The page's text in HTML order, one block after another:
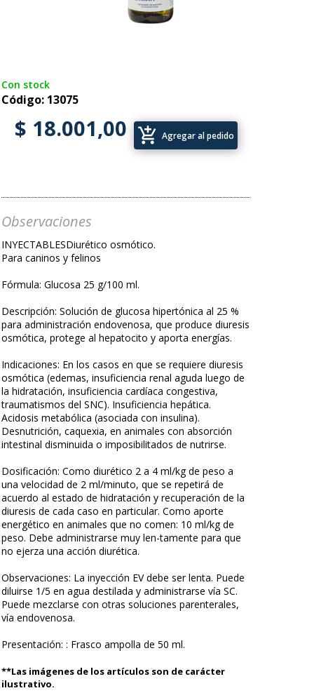
Con stock
Código: 13075
$ 18.001,00 add_shopping_cart Agregar al pedido
Observaciones
INYECTABLESDiurético osmótico.
Para caninos y felinos
Fórmula: Glucosa 25 g/100 ml.
Descripción: Solución de glucosa hipertónica al 25 %
para administración endovenosa, que produce diuresis
osmótica, protege al hepatocito y aporta energías.
Indicaciones: En los casos en que se requiere diuresis
osmótica (edemas, insuficiencia renal aguda luego de
la hidratación, insuficiencia cardíaca congestiva,
traumatismos del SNC). Insuficiencia hepática.
Acidosis metabólica (asociada con insulina).
Desnutrición, caquexia, en animales con absorción
intestinal disminuida o imposibilitados de nutrirse.
Dosificación: Como diurético 2 a 4 ml/kg de peso a
una velocidad de 2 ml/minuto, que se repetirá de
acuerdo al estado de hidratación y recuperación de la
diuresis de cada caso en particular. Como aporte
energético en animales que no comen: 10 ml/kg de
peso. Debe administrarse muy len-tamente para que
no ejerza una acción diurética.
Observaciones: La inyección EV debe ser lenta. Puede
diluirse 1/5 en agua destilada y administrarse vía SC.
Puede mezclarse con otras soluciones parenterales,
vía endovenosa.
Presentación: : Frasco ampolla de 50 ml.
**Las imágenes de los artículos son de carácter
ilustrativo.